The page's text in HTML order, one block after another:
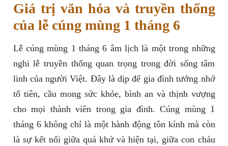
Giá trị văn hóa và truyền thống
của lễ cúng mùng 1 tháng 6
Lễ cúng mùng 1 tháng 6 âm lịch là một trong những
nghi lễ truyền thống quan trọng trong đời sống tâm
linh của người Việt. Đây là dịp để gia đình tưởng nhớ
tổ tiên, cầu mong sức khỏe, bình an và thịnh vượng
cho mọi thành viên trong gia đình. Cúng mùng 1
tháng 6 không chỉ là một hành động tôn kính mà còn
là sự kết nối giữa quá khứ và hiện tại, giữa con cháu